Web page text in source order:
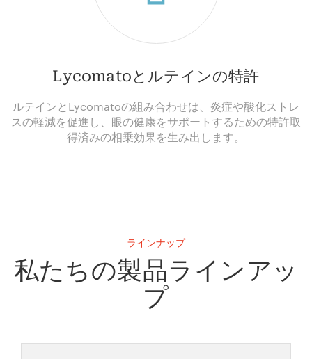
Lycomatoとルテインの特許
ルテインとLycomatoの組み合わせは、炎症や酸化ストレ
スの軽減を促進し、眼の健康をサポートするための特許取
得済みの相乗効果を生み出します。
ラインナップ
私たちの製品ラインアッ
プ